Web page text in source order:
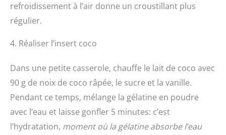
refroidissement à l’air donne un croustillant plus
régulier.
4. Réaliser l’insert coco
Dans une petite casserole, chauffe le lait de coco avec
90 g de noix de coco râpée, le sucre et la vanille.
Pendant ce temps, mélange la gélatine en poudre
avec l’eau et laisse gonfler 5 minutes: c’est
l’hydratation, moment où la gélatine absorbe l’eau